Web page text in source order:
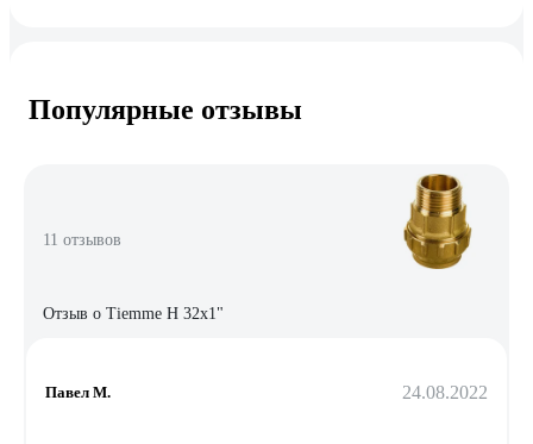
Популярные отзывы
11 отзывов
Отзыв о Tiemme Н 32х1"
Павел М. 24.08.2022